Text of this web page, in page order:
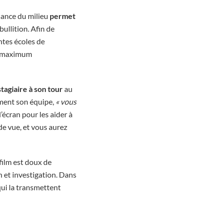
du milieu permet
Afin de
écoles de
à son tourau
son équipe, « vous
pour les aider à
vue, et vous aurez
est doux de
et investigation. Dans
la transmettent